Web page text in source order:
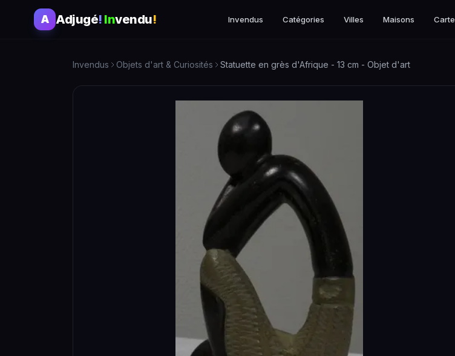
A Adjugé! Invendu! Invendus Catégories Villes Maisons Carte
Invendus Objets d'art & Curiosités Statuette en grès d'Afrique - 13 cm - Objet d'art